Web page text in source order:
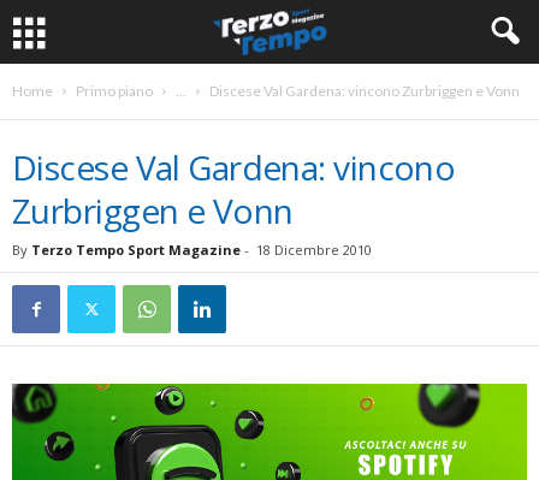
Home Primo piano ... Discese Val Gardena: vincono Zurbriggen e Vonn
Discese Val Gardena: vincono
Zurbriggen e Vonn
By Terzo Tempo Sport Magazine - 18 Dicembre 2010